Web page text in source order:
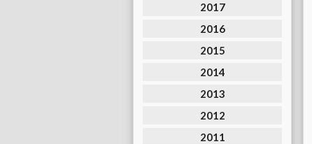
2017
2016
2015
2014
2013
2012
2011